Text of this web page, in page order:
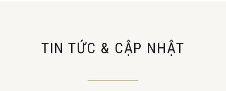
TIN TỨC & CẬP NHẬT